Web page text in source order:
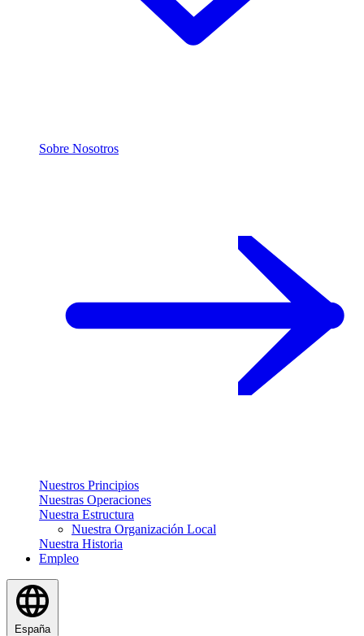
Sobre Nosotros
Nuestros Principios
Nuestras Operaciones
Nuestra Estructura
Nuestra Organización Local
Nuestra Historia
Empleo
España